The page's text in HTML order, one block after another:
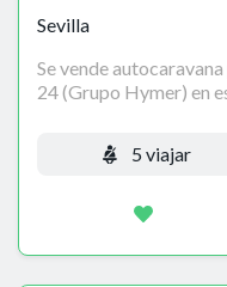
Sevilla
Se vende
24 (Grupo Hymer) en
5 viajar